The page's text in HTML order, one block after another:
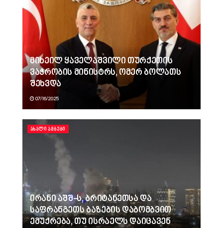
მიხეილ ყაველაშვილი თურქეთის
ვაჭრობის მინისტრს, ომერ ბოლათს
შეხვდა
07/16/2025
ᲐᲮᲐᲚᲘ ᲐᲛᲑᲔᲑᲘ
ირანი აშშ-ს, ბრიტანეთსა და
საფრანგეთს ბაზების დაბომბვით
ემუქრება, თუ ისრაელს დაიცავენ